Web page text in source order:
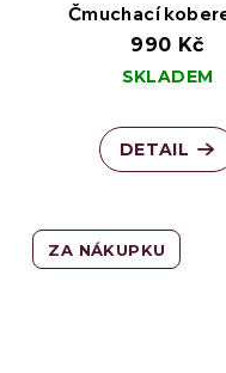
Čmuchací
990 Kč
SKLADEM
DETAIL
ZA NÁKUPKU